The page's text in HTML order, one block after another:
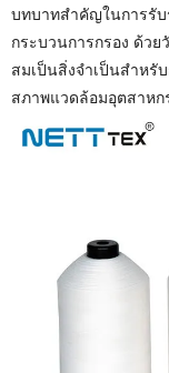
บทบาทสำคัญในการรั
กระบวนการกรอง ด้วย
สมเป็นสิ่งจำเป็นสำหรั
สภาพแวดล้อมอุตสาหก